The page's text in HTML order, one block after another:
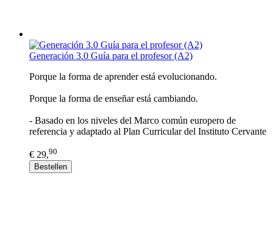
Generación 3.0 Guía para el profesor (A2)
Porque la forma de aprender está evolucionando.
Porque la forma de enseñar está cambiando.
- Basado en los niveles del Marco común europero de
referencia y adaptado al Plan Curricular del Instituto Cervante
€ 29,90
Bestellen